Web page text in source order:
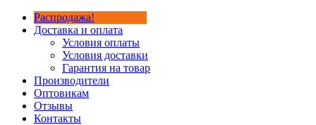
Распродажа!
Доставка и оплата
Условия оплаты
Условия доставки
Гарантия на товар
Производители
Оптовикам
Отзывы
Контакты